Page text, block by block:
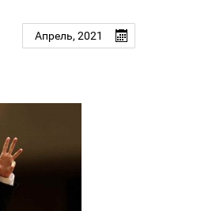
Апрель, 2021